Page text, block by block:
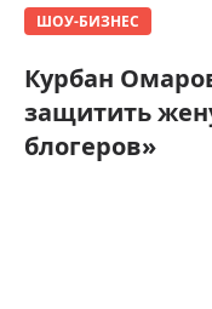
ШОУ-БИЗНЕС
Курбан
защитить
блогеров»